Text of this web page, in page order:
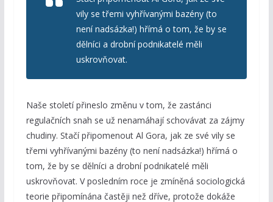
vily se třemi vyhřívanými bazény (to
není nadsázka!) hřímá o tom, že by se
dělníci a drobní podnikatelé měli
uskrovňovat.
Naše století přineslo změnu v tom, že zastánci
regulačních snah se už nenamáhají schovávat za zájmy
chudiny. Stačí připomenout Al Gora, jak ze své vily se
třemi vyhřívanými bazény (to není nadsázka!) hřímá o
tom, že by se dělníci a drobní podnikatelé měli
uskrovňovat. V posledním roce je zmíněná sociologická
teorie připomínána častěji než dříve, protože dokáže